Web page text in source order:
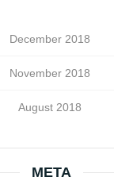
December 2018
November 2018
August 2018
META